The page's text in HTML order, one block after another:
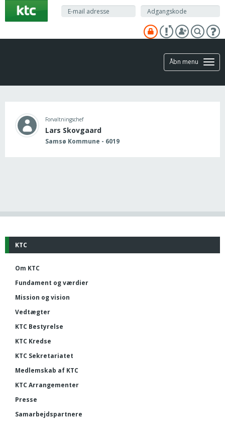
hovedindhold
Åbn menu
Forvaltningschef
Lars Skovgaard
Samsø Kommune - 6019
KTC
Om KTC
Fundament og værdier
Mission og vision
Vedtægter
KTC Bestyrelse
KTC Kredse
KTC Sekretariatet
Medlemskab af KTC
KTC Arrangementer
Presse
Samarbejdspartnere